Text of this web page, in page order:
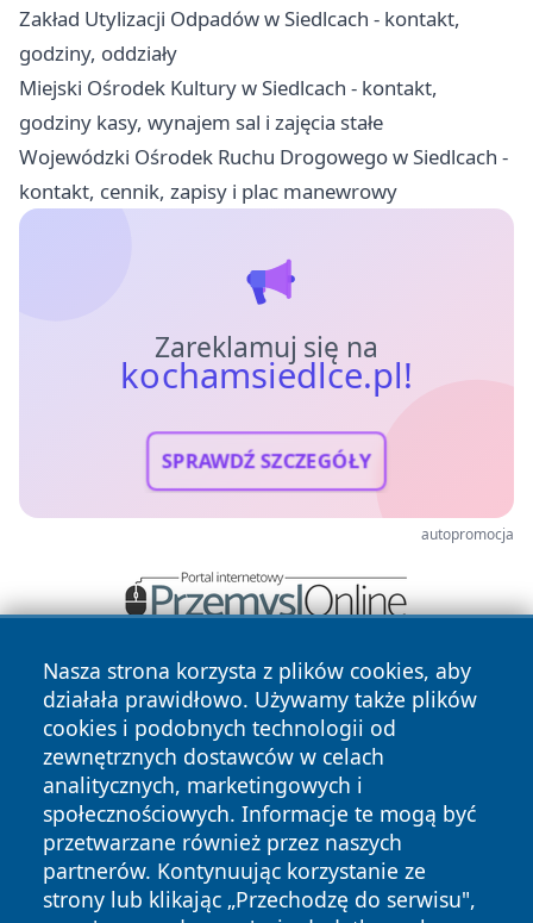
Zakład Utylizacji Odpadów w Siedlcach - kontakt,
godziny, oddziały
Miejski Ośrodek Kultury w Siedlcach - kontakt,
godziny kasy, wynajem sal i zajęcia stałe
Wojewódzki Ośrodek Ruchu Drogowego w Siedlcach -
kontakt, cennik, zapisy i plac manewrowy
Zareklamuj się na
kochamsiedlce.pl!
SPRAWDŹ SZCZEGÓŁY
autopromocja
Nasza strona korzysta z plików cookies, aby
działała prawidłowo. Używamy także plików
cookies i podobnych technologii od
zewnętrznych dostawców w celach
analitycznych, marketingowych i
społecznościowych. Informacje te mogą być
przetwarzane również przez naszych
partnerów. Kontynuując korzystanie ze
strony lub klikając „Przechodzę do serwisu",
Copyright © 2026 kochamsiedlce.pl Wszystkie prawa
zastrzeżone.